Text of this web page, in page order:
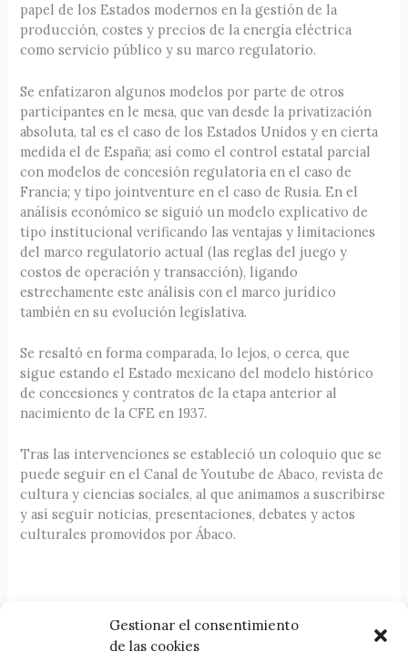
Gestionar el consentimiento
de las cookies
papel de los Estados modernos en la gestión de la
producción, costes y precios de la energía eléctrica
como servicio público y su marco regulatorio.
Se enfatizaron algunos modelos por parte de otros
participantes en le mesa, que van desde la privatización
absoluta, tal es el caso de los Estados Unidos y en cierta
medida el de España; así como el control estatal parcial
con modelos de concesión regulatoria en el caso de
Francia; y tipo jointventure en el caso de Rusia. En el
análisis económico se siguió un modelo explicativo de
tipo institucional verificando las ventajas y limitaciones
del marco regulatorio actual (las reglas del juego y
costos de operación y transacción), ligando
estrechamente este análisis con el marco jurídico
también en su evolución legislativa.
Se resaltó en forma comparada, lo lejos, o cerca, que
sigue estando el Estado mexicano del modelo histórico
de concesiones y contratos de la etapa anterior al
nacimiento de la CFE en 1937.
Tras las intervenciones se estableció un coloquio que se
puede seguir en el Canal de Youtube de Abaco, revista de
cultura y ciencias sociales, al que animamos a suscribirse
y así seguir noticias, presentaciones, debates y actos
culturales promovidos por Ábaco.
Visitar Canal en Youtube